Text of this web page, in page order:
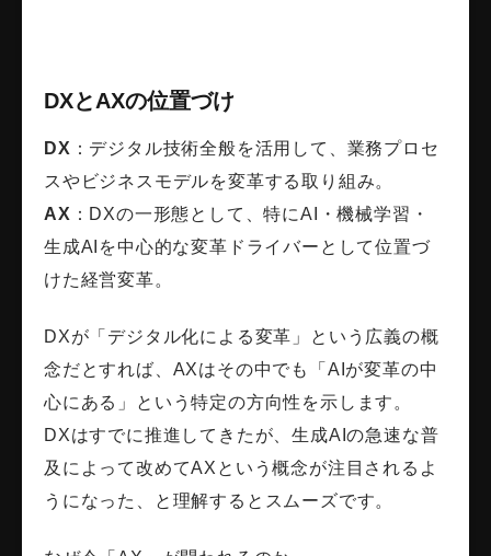
DXとAXの位置づけ
DX ：デジタル技術全般を活用して、業務プロセ
スやビジネスモデルを変革する取り組み。
AX ：DXの一形態として、特にAI・機械学習・
生成AIを中心的な変革ドライバーとして位置づ
けた経営変革。
DXが「デジタル化による変革」という広義の概
念だとすれば、AXはその中でも「AIが変革の中
心にある」という特定の方向性を示します。
DXはすでに推進してきたが、生成AIの急速な普
及によって改めてAXという概念が注目されるよ
うになった、と理解するとスムーズです。